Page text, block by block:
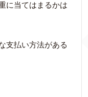
に当てはまるかは
支払い方法がある